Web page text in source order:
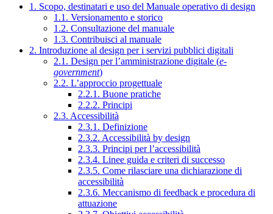
1. Scopo, destinatari e uso del Manuale operativo di design
1.1. Versionamento e storico
1.2. Consultazione del manuale
1.3. Contribuisci al manuale
2. Introduzione al design per i servizi pubblici digitali
2.1. Design per l’amministrazione digitale (e-
government)
2.2. L’approccio progettuale
2.2.1. Buone pratiche
2.2.2. Principi
2.3. Accessibilità
2.3.1. Definizione
2.3.2. Accessibilità by design
2.3.3. Principi per l’accessibilità
2.3.4. Linee guida e criteri di successo
2.3.5. Come rilasciare una dichiarazione di
accessibilità
2.3.6. Meccanismo di feedback e procedura di
attuazione